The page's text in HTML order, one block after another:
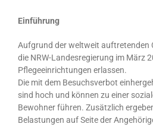
Einführung
Aufgrund der weltweit auftretenden
die NRW-Landesregierung im März
Pflegeeinrichtungen erlassen.
Die mit dem Besuchsverbot
sind hoch und können zu einer
Bewohner führen. Zusätzlich
Belastungen auf Seite der